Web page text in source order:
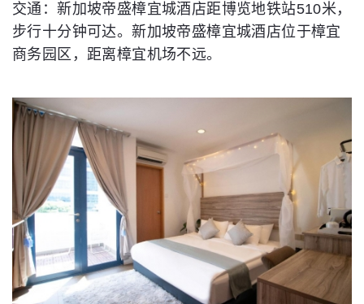
交通：新加坡帝盛樟宜城酒店距博览地铁站510米，
步行十分钟可达。新加坡帝盛樟宜城酒店位于樟宜
商务园区，距离樟宜机场不远。